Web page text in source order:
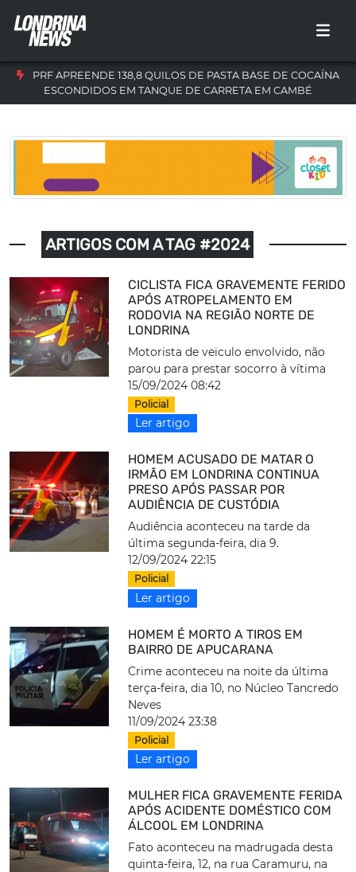
PRF APREENDE 138,8 QUILOS DE PASTA BASE DE COCAÍNA
ESCONDIDOS EM TANQUE DE CARRETA EM CAMBÉ
ARTIGOS COM A TAG #2024
CICLISTA FICA GRAVEMENTE FERIDO
APÓS ATROPELAMENTO EM
RODOVIA NA REGIÃO NORTE DE
LONDRINA
Motorista de veiculo envolvido, não
parou para prestar socorro à vítima
15/09/2024 08:42
Policial
Ler artigo
HOMEM ACUSADO DE MATAR O
IRMÃO EM LONDRINA CONTINUA
PRESO APÓS PASSAR POR
AUDIÊNCIA DE CUSTÓDIA
Audiência aconteceu na tarde da
última segunda-feira, dia 9.
12/09/2024 22:15
Policial
Ler artigo
HOMEM É MORTO A TIROS EM
BAIRRO DE APUCARANA
Crime aconteceu na noite da última
terça-feira, dia 10, no Núcleo Tancredo
Neves
11/09/2024 23:38
Policial
Ler artigo
MULHER FICA GRAVEMENTE FERIDA
APÓS ACIDENTE DOMÉSTICO COM
ÁLCOOL EM LONDRINA
Fato aconteceu na madrugada desta
quinta-feira, 12, na rua Caramuru, na